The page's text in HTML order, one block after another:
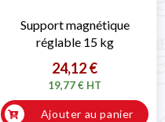
Support magnétique
réglable 15 kg
24,12 €
19,77 € HT
Ajouter au panier